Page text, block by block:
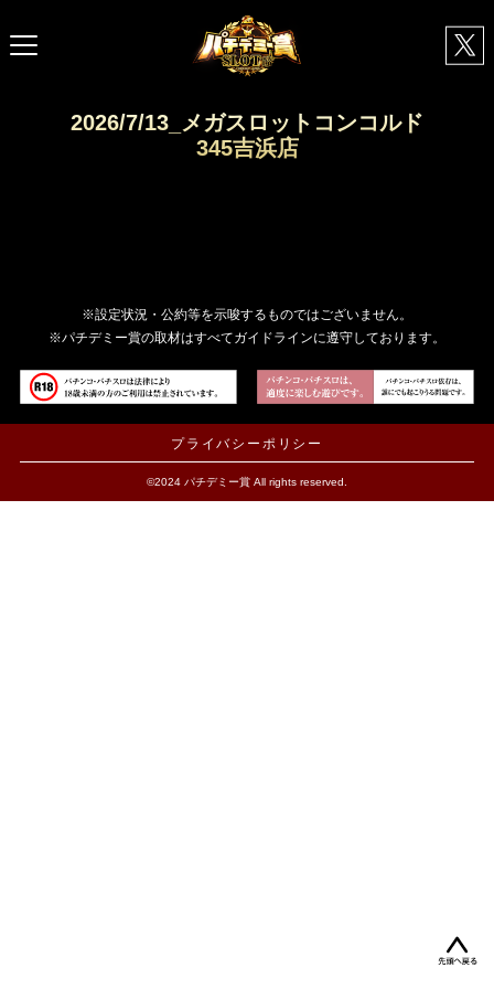
2026/7/13_メガスロットコンコルド
345吉浜店
※設定状況・公約等を示唆するものではございません。
※パチデミー賞の取材はすべてガイドラインに遵守しております。
プライバシーポリシー
©2024 パチデミー賞 All rights reserved.